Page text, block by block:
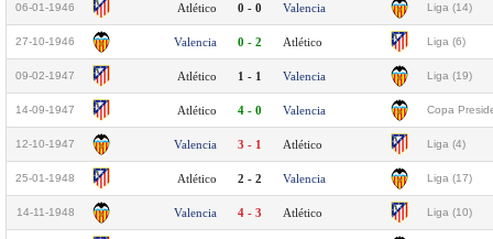
06-01-1946 Atlético 0 - 0 Valencia Liga (14)
27-10-1946 Valencia 0 - 2 Atlético Liga (6)
09-02-1947 Atlético 1 - 1 Valencia Liga (19)
14-09-1947 Atlético 4 - 0 Valencia Copa
12-10-1947 Valencia 3 - 1 Atlético Liga (4)
25-01-1948 Atlético 2 - 2 Valencia Liga (17)
14-11-1948 Valencia 4 - 3 Atlético Liga (10)